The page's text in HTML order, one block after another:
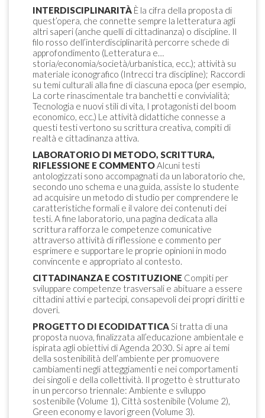
INTERDISCIPLINARITÀ È la cifra della proposta di
quest’opera, che connette sempre la letteratura agli
altri saperi (anche quelli di cittadinanza) o discipline. Il
filo rosso dell’interdisciplinarità percorre schede di
approfondimento (Letteratura e…
storia/economia/società/urbanistica, ecc.); attività su
materiale iconografico (Intrecci tra discipline); Raccordi
su temi culturali alla fine di ciascuna epoca (per esempio,
La corte rinascimentale tra banchetti e convivialità;
Tecnologia e nuovi stili di vita, I protagonisti del boom
economico, ecc.) Le attività didattiche connesse a
questi testi vertono su scrittura creativa, compiti di
realtà e cittadinanza attiva.
LABORATORIO DI METODO, SCRITTURA,
RIFLESSIONE E COMMENTOAlcuni testi
antologizzati sono accompagnati da un laboratorio che,
secondo uno schema e una guida, assiste lo studente
ad acquisire un metodo di studio per comprendere le
caratteristiche formali e il valore dei contenuti dei
testi. A fine laboratorio, una pagina dedicata alla
scrittura rafforza le competenze comunicative
attraverso attività di riflessione e commento per
esprimere e supportare le proprie opinioni in modo
convincente e appropriato al contesto.
CITTADINANZA E COSTITUZIONE Compiti per
sviluppare competenze trasversali e abituare a essere
cittadini attivi e partecipi, consapevoli dei propri diritti e
doveri.
PROGETTO DI ECODIDATTICASi tratta di una
proposta nuova, finalizzata all’educazione ambientale e
ispirata agli obiettivi di Agenda 2030. Si apre ai temi
della sostenibilità dell’ambiente per promuovere
cambiamenti negli atteggiamenti e nei comportamenti
dei singoli e della collettività. Il progetto è strutturato
in un percorso triennale: Ambiente e sviluppo
sostenibile (Volume 1), Città sostenibile (Volume 2),
Green economy e lavori green (Volume 3).